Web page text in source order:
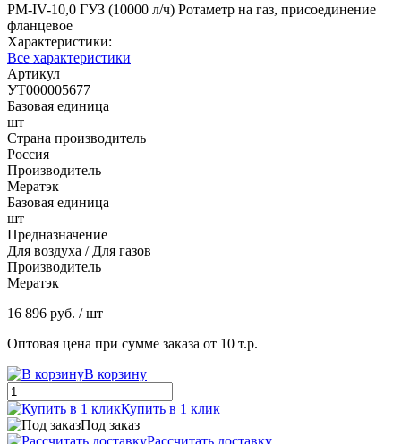
РМ-IV-10,0 ГУЗ (10000 л/ч) Ротаметр на газ, присоединение
фланцевое
Характеристики:
Все характеристики
Артикул
УТ000005677
Базовая единица
шт
Страна производитель
Россия
Производитель
Мератэк
Базовая единица
шт
Предназначение
Для воздуха / Для газов
Производитель
Мератэк
16 896 руб. / шт
Оптовая цена при сумме заказа от 10 т.р.
В корзину
Купить в 1 клик
Под заказ
Рассчитать доставку